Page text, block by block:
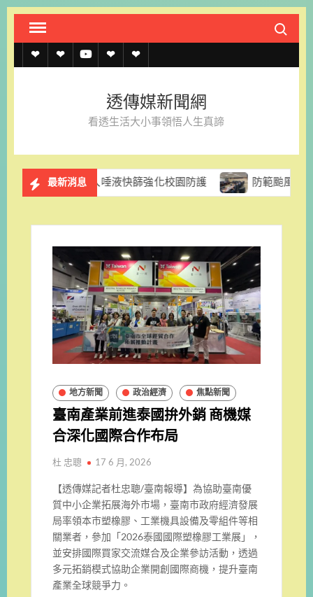
Skip
content
Search
透
約
透
上
記
單
透 聯
我
官
LINE
透傳媒新聞網
看透生活大小事領悟人生真諦
最新消息
入唾液快篩強化校園防護 防範颱風停電風險 台電台南
地方新聞 政治經濟 焦點新聞
臺南產業前進泰國拚外銷 商機媒
合深化國際合作布局
杜 忠聰 17 6 月, 2026
【透傳媒記者杜忠聰/臺南報導】為協助臺南優
質中小企業拓展海外市場，臺南市政府經濟發展
局率領本市塑橡膠、工業機具設備及零組件等相
關業者，參加「2026泰國國際塑橡膠工業展」，
並安排國際買家交流媒合及企業參訪活動，透過
多元拓銷模式協助企業開創國際商機，提升臺南
產業全球競爭力。